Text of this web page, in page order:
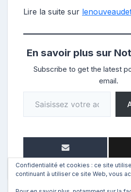
Lire la suite sur
En savoir plus sur
Subscribe to get the latest
email.
Saisissez votre adresse e-mail…
Confidentialité et cookies : ce site
continuant à utiliser ce site Web, vous